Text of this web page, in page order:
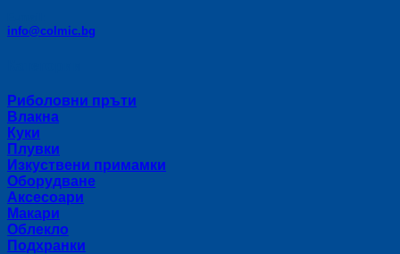
info@colmic.bg
Риболовни пръти
Влакна
Куки
Плувки
Изкуствени примамки
Оборудване
Аксесоари
Макари
Облекло
Подхранки